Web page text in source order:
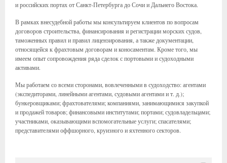
и российских портах от Санкт-Петербурга до Сочи и Дальнего Востока.
В рамках внесудебной работы мы консультируем клиентов по вопросам
договоров строительства, финансирования и регистрации морских судов,
таможенных правил и правил лицензирования, а также документации,
относящейся к фрахтовым договорам и коносаментам. Кроме того, мы
имеем опыт сопровождения ряда сделок с портовыми и судоходными
активами.
Мы работаем со всеми сторонами, вовлеченными в судоходство: агентами
(экспедиторами, линейными агентами, судовыми агентами и т. д.);
бункеровщиками; фрахтователями; компаниями, занимающимися закупкой
и продажей товаров; финансовыми институтами; портами; судовладельцами;
участниками, оказывающими вспомогательные услуги; спасателями;
представителями оффшорного, круизного и яхтенного секторов.